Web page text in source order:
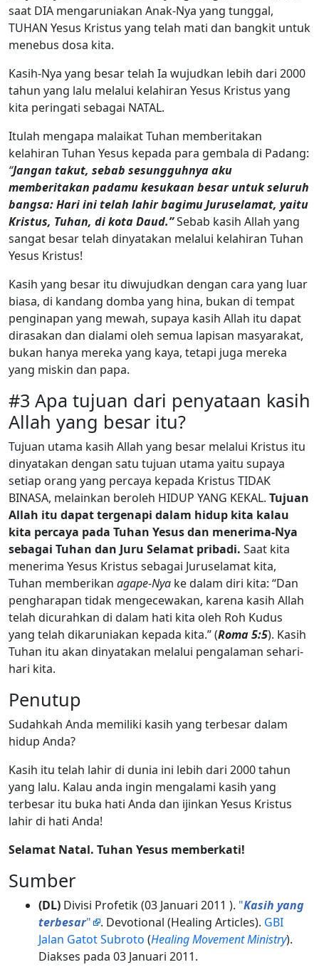
saat DIA mengaruniakan Anak-Nya yang tunggal,
TUHAN Yesus Kristus yang telah mati dan bangkit untuk
menebus dosa kita.
Kasih-Nya yang besar telah Ia wujudkan lebih dari 2000
tahun yang lalu melalui kelahiran Yesus Kristus yang
kita peringati sebagai NATAL.
Itulah mengapa malaikat Tuhan memberitakan
kelahiran Tuhan Yesus kepada para gembala di Padang:
“Jangan takut, sebab sesungguhnya aku
memberitakan padamu kesukaan besar untuk seluruh
bangsa: Hari ini telah lahir bagimu Juruselamat, yaitu
Kristus, Tuhan, di kota Daud.”Sebab kasih Allah yang
sangat besar telah dinyatakan melalui kelahiran Tuhan
Yesus Kristus!
Kasih yang besar itu diwujudkan dengan cara yang luar
biasa, di kandang domba yang hina, bukan di tempat
penginapan yang mewah, supaya kasih Allah itu dapat
dirasakan dan dialami oleh semua lapisan masyarakat,
bukan hanya mereka yang kaya, tetapi juga mereka
yang miskin dan papa.
#3 Apa tujuan dari penyataan kasih
Allah yang besar itu?
Tujuan utama kasih Allah yang besar melalui Kristus itu
dinyatakan dengan satu tujuan utama yaitu supaya
setiap orang yang percaya kepada Kristus TIDAK
BINASA, melainkan beroleh HIDUP YANG KEKAL. Tujuan
Allah itu dapat tergenapi dalam hidup kita kalau
kita percaya pada Tuhan Yesus dan menerima-Nya
sebagai Tuhan dan Juru Selamat pribadi. Saat kita
menerima Yesus Kristus sebagai Juruselamat kita,
Tuhan memberikan agape-Nya ke dalam diri kita: “Dan
pengharapan tidak mengecewakan, karena kasih Allah
telah dicurahkan di dalam hati kita oleh Roh Kudus
yang telah dikaruniakan kepada kita.” (Roma 5:5). Kasih
Tuhan itu akan dinyatakan melalui pengalaman sehari-
hari kita.
Penutup
Sudahkah Anda memiliki kasih yang terbesar dalam
hidup Anda?
Kasih itu telah lahir di dunia ini lebih dari 2000 tahun
yang lalu. Kalau anda ingin mengalami kasih yang
terbesar itu buka hati Anda dan ijinkan Yesus Kristus
lahir di hati Anda!
Selamat Natal. Tuhan Yesus memberkati!
Sumber
(DL)Divisi Profetik (03 Januari 2011 ). "Kasih yang
terbesar" . Devotional (Healing Articles). GBI
Jalan Gatot Subroto (Healing Movement Ministry).
Diakses pada 03 Januari 2011.